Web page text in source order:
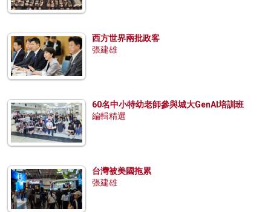
西方世界兩批政客
張建雄
60名中小特幼老師參與城大GenAI培訓班
編輯精選
台灣被美國拖累
張建雄